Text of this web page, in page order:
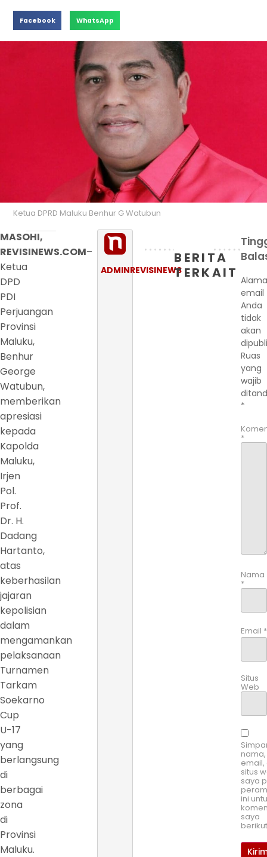
Facebook WhatsApp
Ketua DPRD Maluku Benhur G Watubun
MASOHI,
REVISINEWS.COM–
Ketua
DPD
PDI
Perjuangan
Provinsi
Maluku,
Benhur
George
Watubun,
memberikan
apresiasi
kepada
Kapolda
Maluku,
Irjen
Pol.
Prof.
Dr. H.
Dadang
Hartanto,
atas
keberhasilan
jajaran
kepolisian
dalam
mengamankan
pelaksanaan
Turnamen
Tarkam
Soekarno
Cup
U-17
yang
berlangsung
di
berbagai
zona
di
Provinsi
Maluku.
ADMINREVISINEWS
BERITA
TERKAIT
email
Anda
tidak
akan
Ruas
yang
wajib
*
*
Nama
*
Email *
Situs
Web
nama,
email,
situs
saya
ini
saya